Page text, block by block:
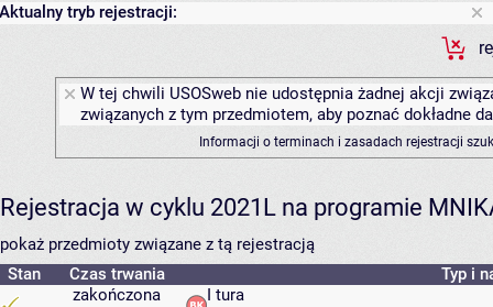
Aktualny tryb rejestracji:
W tej chwili USOSweb nie udostępnia żadnej akcji
związanych z tym przedmiotem, aby poznać dokładne
Informacji o terminach i zasadach rejestracji
Rejestracja w cyklu 2021L na programie
pokaż przedmioty związane z tą rejestracją
Stan
Czas trwania
Typ i
zakończona
I tura